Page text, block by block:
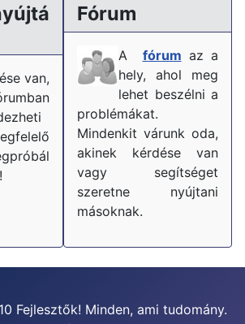
van,
Fórum
A fórum az a
hely, ahol meg
lehet beszélni a
problémákat.
Mindenkit várunk oda,
akinek kérdése van
vagy segítséget
szeretne nyújtani
másoknak.
Fejlesztők! Minden, ami tudomány.